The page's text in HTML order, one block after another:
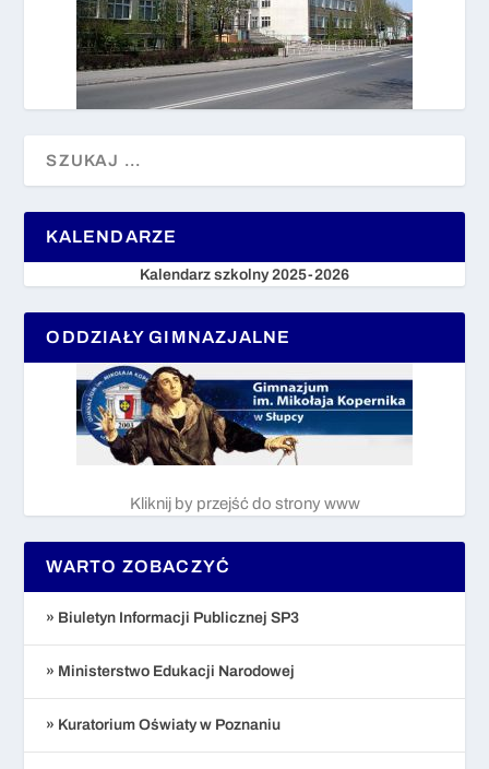
KALENDARZE
Kalendarz szkolny 2025-2026
ODDZIAŁY GIMNAZJALNE
Kliknij by przejść do strony www
WARTO ZOBACZYĆ
» Biuletyn Informacji Publicznej SP3
» Ministerstwo Edukacji Narodowej
» Kuratorium Oświaty w Poznaniu